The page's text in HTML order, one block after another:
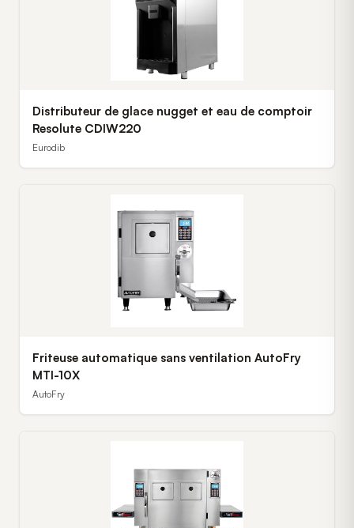
Distributeur de glace nugget et eau de comptoir
Resolute CDIW220
Eurodib
Friteuse automatique sans ventilation AutoFry
MTI-10X
AutoFry